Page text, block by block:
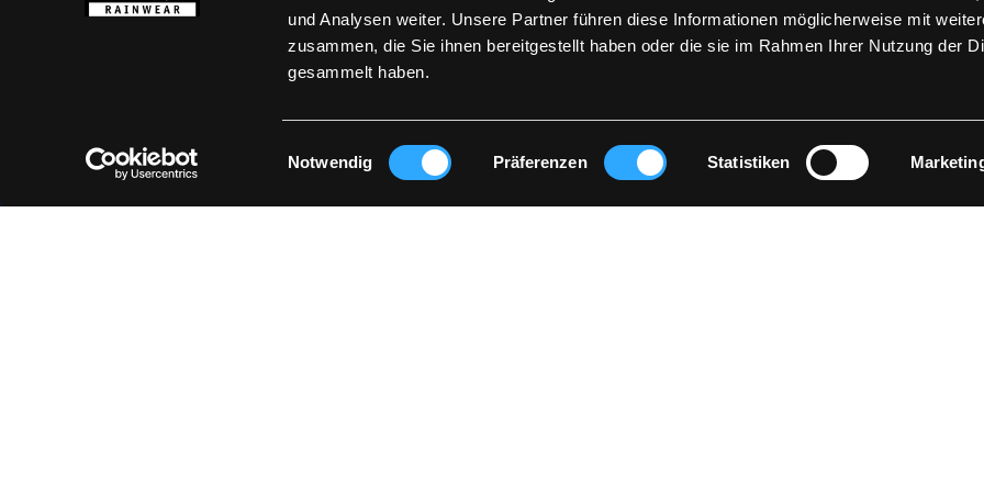
und Analysen weiter. Unsere Partner führen diese Informationen möglicherweise mit
zusammen, die Sie ihnen bereitgestellt haben oder die sie im Rahmen Ihrer Nutzung der
gesammelt haben.
Einwilligungsauswahl
Notwendig Präferenzen Statistiken
Erhalten Sie die neuesten Nachrichten direkt in